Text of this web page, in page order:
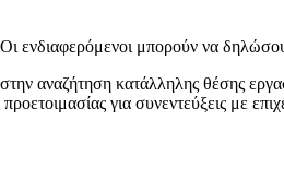
ενδιαφερόμενοι μπορούν να
αναζήτηση κατάλληλης θέσης
για συνεντεύξεις με